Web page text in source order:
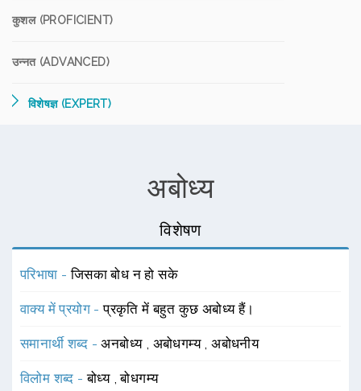
कुशल (PROFICIENT)
उन्नत (ADVANCED)
विशेषज्ञ (EXPERT)
अबोध्य
विशेषण
परिभाषा -जिसका बोध न हो सके
वाक्य में प्रयोग -प्रकृति में बहुत कुछ अबोध्य हैं।
समानार्थी शब्द -अनबोध्य , अबोधगम्य ,अबोधनीय
विलोम शब्द -बोध्य ,बोधगम्य